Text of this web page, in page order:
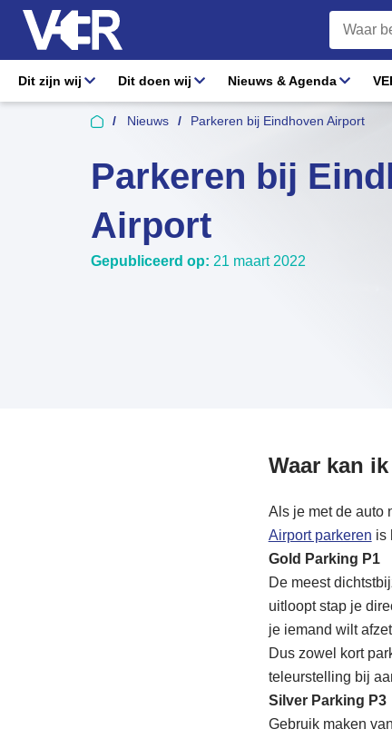
Dit zijn wij Dit doen wij Nieuws & Agenda
Nieuws Parkeren bij Eindhoven Airport
Parkeren bij
Airport
Gepubliceerd op: 21 maart 2022
Waar kan
Als je met de auto
Airport parkeren is
Gold Parking P1
De meest
uitloopt stap je
je iemand wilt
Dus zowel kort
teleurstelling bij
Silver Parking P3
Gebruik maken